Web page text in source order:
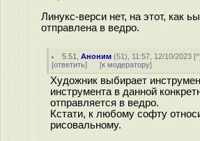
Линукс-верси нет, на этот, как
отправлена в ведро.
5.51 ,Аноним (51), 11:57, 12/10/2023 [^
[ответить] [к модератору]
Художник выбирает
инструмента в данной
отправляется в ведро.
Кстати, к любому софту
рисовальному.